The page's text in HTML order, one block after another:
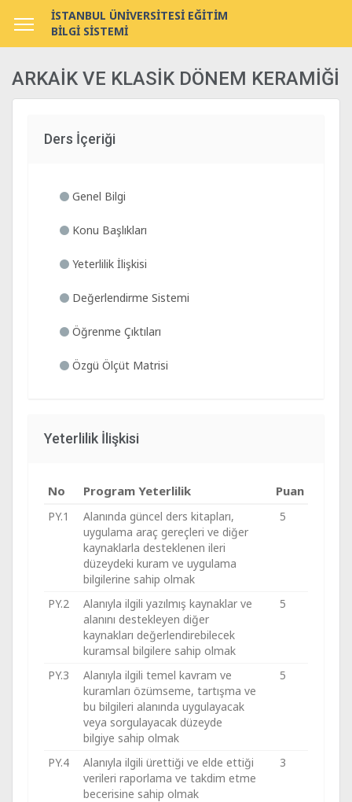
İSTANBUL ÜNİVERSİTESİ EĞİTİM
BİLGİ SİSTEMİ
ARKAİK VE KLASİK DÖNEM KERAMİĞİ
Ders İçeriği
Genel Bilgi
Konu Başlıkları
Yeterlilik İlişkisi
Değerlendirme Sistemi
Öğrenme Çıktıları
Özgü Ölçüt Matrisi
Yeterlilik İlişkisi
No Program Yeterlilik Puan
PY.1
Alanında güncel ders kitapları,
uygulama araç gereçleri ve diğer
kaynaklarla desteklenen ileri
düzeydeki kuram ve uygulama
bilgilerine sahip olmak
5
PY.2
Alanıyla ilgili yazılmış kaynaklar ve
alanını destekleyen diğer
kaynakları değerlendirebilecek
kuramsal bilgilere sahip olmak
5
PY.3
Alanıyla ilgili temel kavram ve
kuramları özümseme, tartışma ve
bu bilgileri alanında uygulayacak
veya sorgulayacak düzeyde
bilgiye sahip olmak
5
PY.4
Alanıyla ilgili ürettiği ve elde ettiği
verileri raporlama ve takdim etme
becerisine sahip olmak
3